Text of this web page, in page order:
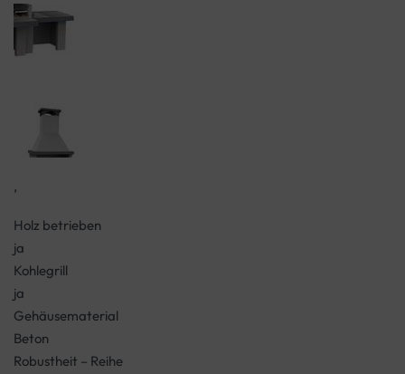
,
Holz betrieben
ja
Kohlegrill
ja
Gehäusematerial
Beton
Robustheit – Reihe